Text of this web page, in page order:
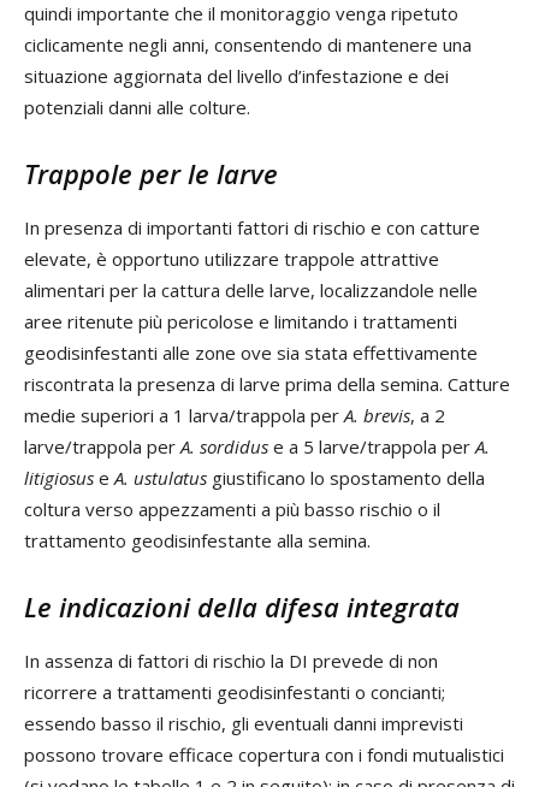
quindi importante che il monitoraggio venga ripetuto
ciclicamente negli anni, consentendo di mantenere una
situazione aggiornata del livello d’infestazione e dei
potenziali danni alle colture.
Trappole per le larve
In presenza di importanti fattori di rischio e con catture
elevate, è opportuno utilizzare trappole attrattive
alimentari per la cattura delle larve, localizzandole nelle
aree ritenute più pericolose e limitando i trattamenti
geodisinfestanti alle zone ove sia stata effettivamente
riscontrata la presenza di larve prima della semina. Catture
medie superiori a 1 larva/trappola perA. brevis, a 2
larve/trappola perA. sordidus e a 5 larve/trappola perA.
litigiosus eA. ustulatus giustificano lo spostamento della
coltura verso appezzamenti a più basso rischio o il
trattamento geodisinfestante alla semina.
Le indicazioni della difesa integrata
In assenza di fattori di rischio la DI prevede di non
ricorrere a trattamenti geodisinfestanti o concianti;
essendo basso il rischio, gli eventuali danni imprevisti
possono trovare efficace copertura con i fondi mutualistici